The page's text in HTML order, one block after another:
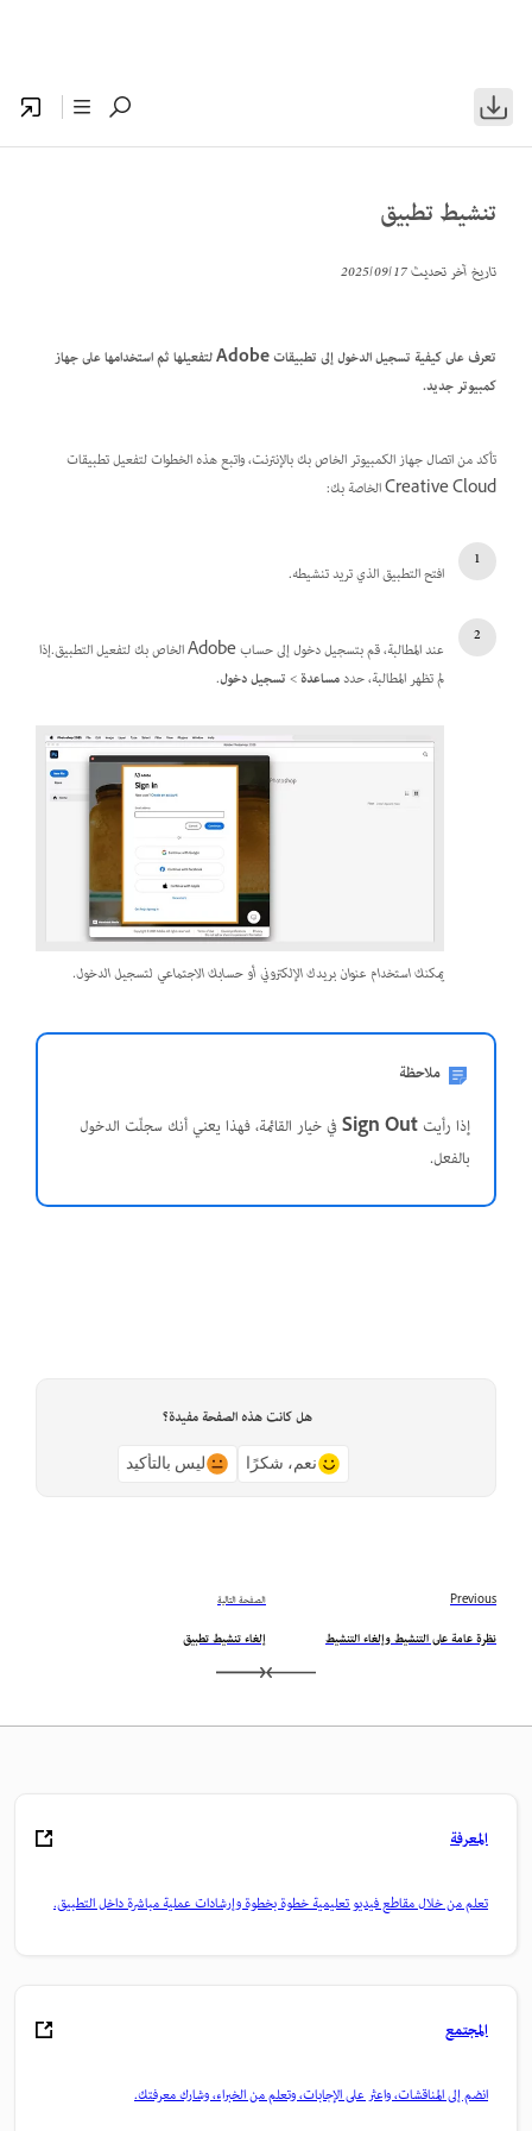
تنشيط تطبيق
تاريخ آخر تحديث17‏/09‏/2025
تعرف على كيفية تسجيل الدخول إلى تطبيقات Adobe لتفعيلها ثم استخدامها على جهاز
كمبيوتر جديد.
تأكد من اتصال جهاز الكمبيوتر الخاص بك بالإنترنت، واتبع هذه الخطوات لتفعيل تطبيقات
Creative Cloud الخاصة بك:
افتح التطبيق الذي تريد تنشيطه.
عند المطالبة، قم بتسجيل دخول إلى حساب Adobe الخاص بك لتفعيل التطبيق.إذا
لم تظهر المطالبة، حددمساعدة>تسجيل دخول.
يمكنك استخدام عنوان بريدك الإلكتروني أو حسابك الاجتماعي لتسجيل الدخول.
ملاحظة
إذا رأيتSign Outفي خيار القائمة، فهذا يعني أنك سجلّت الدخول
بالفعل.
هل كانت هذه الصفحة مفيدة؟
نعم، شكرًا ليس بالتأكيد
Previous
نظرة عامة على التنشيط وإلغاء التنشيط
الصفحة التالية
إلغاء تنشيط تطبيق
المعرفة
تعلم من خلال مقاطع فيديو تعليمية خطوة بخطوة وإرشادات عملية مباشرة داخل التطبيق.
المجتمع
انضم إلى المناقشات، واعثر على الإجابات، وتعلم من الخبراء، وشارك معرفتك.